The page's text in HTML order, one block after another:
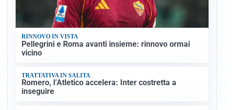
RINNOVO IN VISTA
Pellegrini e Roma avanti insieme: rinnovo ormai
vicino
TRATTATIVA IN SALITA
Romero, l’Atletico accelera: Inter costretta a
inseguire